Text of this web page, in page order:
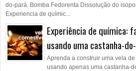
do-pará. Bomba Fedorenta Dissolução do
Experiencia de químic...
Experiência de química:
usando uma castanha-
Aprenda a construir uma vela
usando apenas uma castanha-